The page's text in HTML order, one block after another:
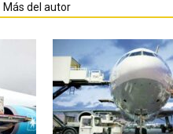
Más del autor